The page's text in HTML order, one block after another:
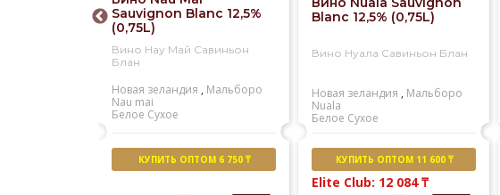
Sauvignon Blanc 12,5%
(0,75L)
Вино Нау Май Савиньон
Блан
Новая зеландия , Мальборо
Nau mai
Белое Сухое
КУПИТЬ ОПТОМ 6 750 ₸
Blanc 12,5% (0,75L)
Вино Нуала Савиньон Блан
Новая зеландия , Мальборо
Nuala
Белое Сухое
КУПИТЬ ОПТОМ 11 600 ₸
Elite Club: 12 084₸